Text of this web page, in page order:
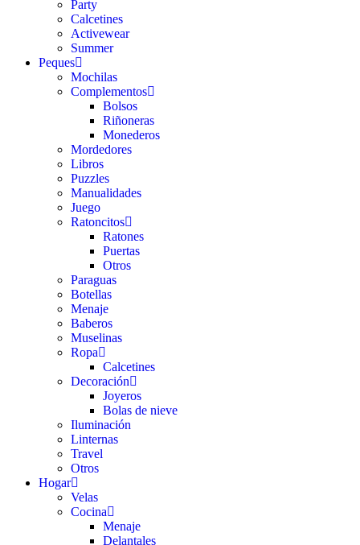
Party
Calcetines
Activewear
Summer
Peques
Mochilas
Complementos
Bolsos
Riñoneras
Monederos
Mordedores
Libros
Puzzles
Manualidades
Juego
Ratoncitos
Ratones
Puertas
Otros
Paraguas
Botellas
Menaje
Baberos
Muselinas
Ropa
Calcetines
Decoración
Joyeros
Bolas de nieve
Iluminación
Linternas
Travel
Otros
Hogar
Velas
Cocina
Menaje
Delantales